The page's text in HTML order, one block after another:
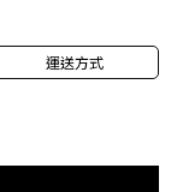
運送方式